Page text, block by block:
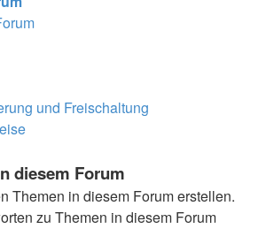
und Freischaltung
diesem Forum
Themen in diesem Forum erstellen.
zu Themen in diesem Forum